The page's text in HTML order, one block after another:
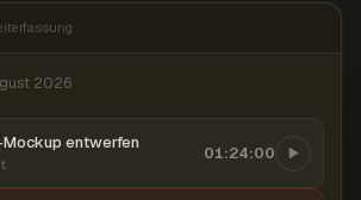
2026
entwerfen 01:24:00